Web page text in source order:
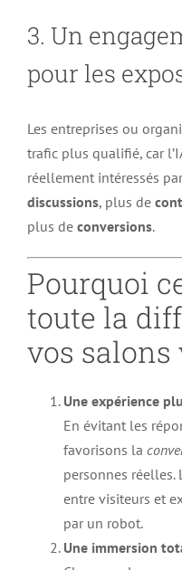
3. Un
pour les
Les entreprises ou
trafic plus qualifié, car
réellement intéressés
discussions, plus de
plus de conversions.
Pourquoi
toute la
vos
Une expérience
En évitant les
favorisons la
personnes réelles.
entre visiteurs et
par un robot.
Une immersion